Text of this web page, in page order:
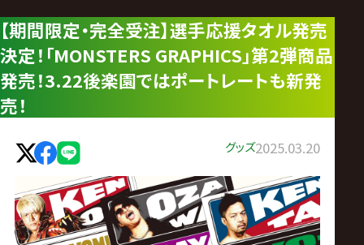
|
プ
ロ
レ
ス
【期間限定・完全受注】選手応援タオル発売
決定！「MONSTERS GRAPHICS」第2弾商品
発売！3.22後楽園ではポートレートも新発
売！
グッズ2025.03.20